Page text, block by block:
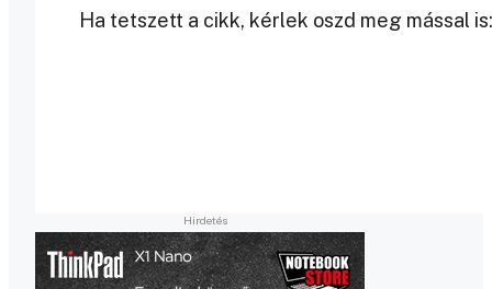
Ha tetszett a cikk, kérlek oszd meg mással is: